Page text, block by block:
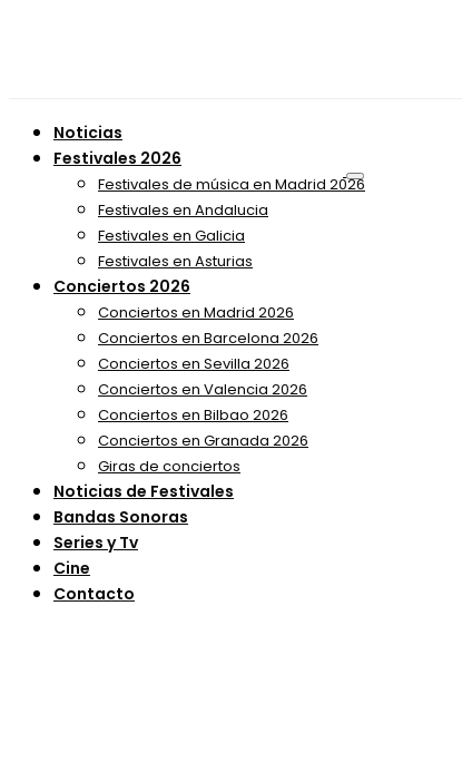
Noticias
Festivales 2026
Festivales de música en Madrid 2026
Festivales en Andalucia
Festivales en Galicia
Festivales en Asturias
Conciertos 2026
Conciertos en Madrid 2026
Conciertos en Barcelona 2026
Conciertos en Sevilla 2026
Conciertos en Valencia 2026
Conciertos en Bilbao 2026
Conciertos en Granada 2026
Giras de conciertos
Noticias de Festivales
Bandas Sonoras
Series y Tv
Cine
Contacto